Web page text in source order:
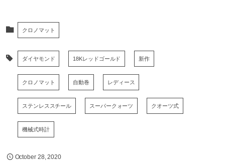
クロノマット
ダイヤモンド 18Kレッドゴールド 新作
クロノマット 自動巻 レディース
ステンレススチール スーパークォーツ クオーツ式
機械式時計
October 28 ,2020